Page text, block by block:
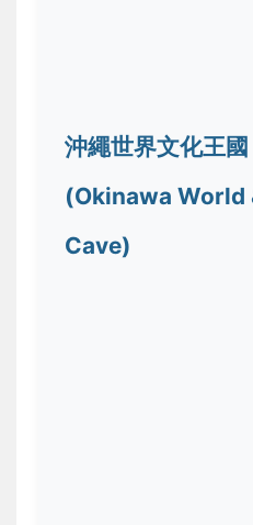
沖繩世界文化王
(Okinawa World
Cave)